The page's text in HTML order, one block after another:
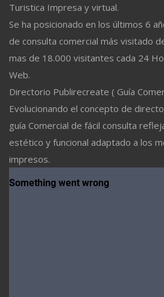
Turistica Impresa y virtual.
Se ha posicionado en los últimos 6
de consulta comercial más visitado
mas de 18.000 visitantes cada 24
Web.
Directorio Publirecreate ( Guía
Evolucionando el concepto de
guía Comercial de fácil consulta
estético y funcional adaptado a los
impresos.